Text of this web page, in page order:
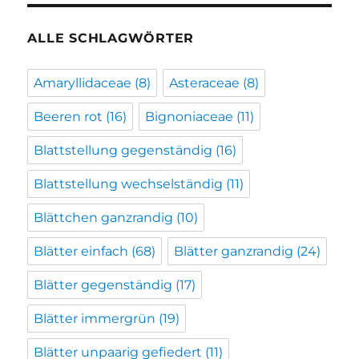
ALLE SCHLAGWÖRTER
Amaryllidaceae (8) Asteraceae (8)
Beeren rot (16) Bignoniaceae (11)
Blattstellung gegenständig (16)
Blattstellung wechselständig (11)
Blättchen ganzrandig (10)
Blätter einfach (68) Blätter ganzrandig (24)
Blätter gegenständig (17)
Blätter immergrün (19)
Blätter unpaarig gefiedert (11)